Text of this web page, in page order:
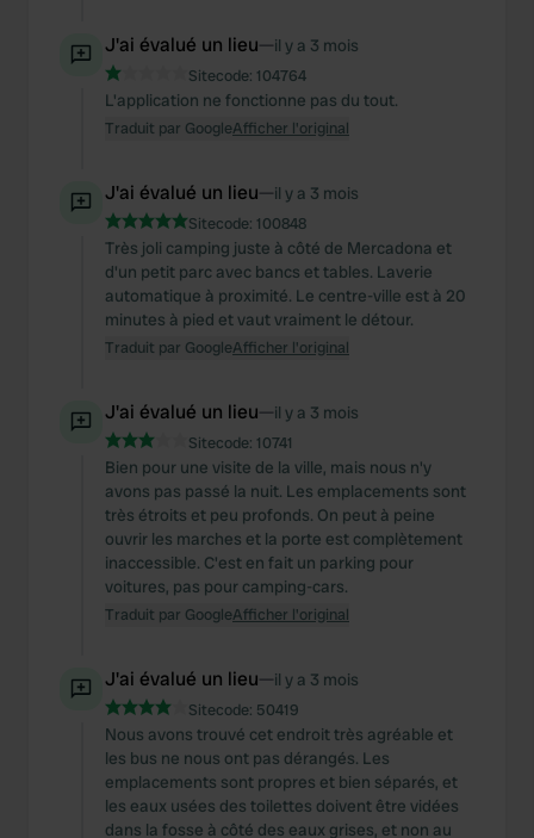
J'ai évalué un lieu—il y a 3 mois
Sitecode: 104764
L'application ne fonctionne pas du tout.
Traduit par GoogleAfficher l'original
J'ai évalué un lieu—il y a 3 mois
Sitecode: 100848
Très joli camping juste à côté de Mercadona et
d'un petit parc avec bancs et tables. Laverie
automatique à proximité. Le centre-ville est à 20
minutes à pied et vaut vraiment le détour.
Traduit par GoogleAfficher l'original
J'ai évalué un lieu—il y a 3 mois
Sitecode: 10741
Bien pour une visite de la ville, mais nous n'y
avons pas passé la nuit. Les emplacements sont
très étroits et peu profonds. On peut à peine
ouvrir les marches et la porte est complètement
inaccessible. C'est en fait un parking pour
voitures, pas pour camping-cars.
Traduit par GoogleAfficher l'original
J'ai évalué un lieu—il y a 3 mois
Sitecode: 50419
Nous avons trouvé cet endroit très agréable et
les bus ne nous ont pas dérangés. Les
emplacements sont propres et bien séparés, et
les eaux usées des toilettes doivent être vidées
dans la fosse à côté des eaux grises, et non au